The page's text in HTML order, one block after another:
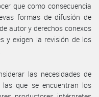
que como consecuencia
formas de difusión de
autor y derechos conexos
y exigen la revisión de los
las necesidades de
que se encuentran los